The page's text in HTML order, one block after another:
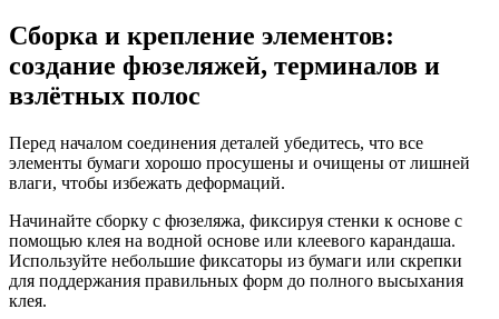
Сборка и крепление элементов:
создание фюзеляжей, терминалов и
взлётных полос
Перед началом соединения деталей убедитесь, что все
элементы бумаги хорошо просушены и очищены от лишней
влаги, чтобы избежать деформаций.
Начинайте сборку с фюзеляжа, фиксируя стенки к основе с
помощью клея на водной основе или клеевого карандаша.
Используйте небольшие фиксаторы из бумаги или скрепки
для поддержания правильных форм до полного высыхания
клея.